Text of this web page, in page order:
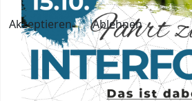
Akzeptieren Ablehnen